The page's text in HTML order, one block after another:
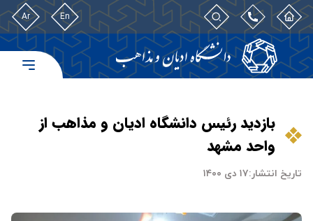
En
Ar
بازدید رئیس دانشگاه ادیان و مذاهب از
واحد مشهد
تاریخ انتشار:۱۷ دی ۱۴۰۰